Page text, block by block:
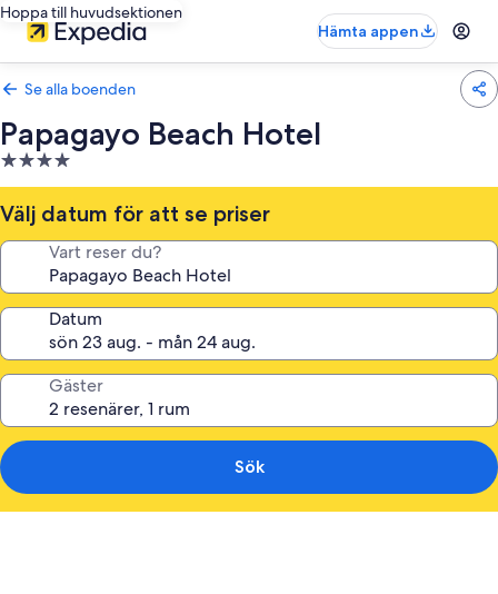
Hoppa till huvudsektionen
Hämta appen
Se alla boenden
Papagayo Beach Hotel
4.0-
stjärnigt
boende
Välj datum för att se priser
Vart reser du?
Datum
Gäster
Sök